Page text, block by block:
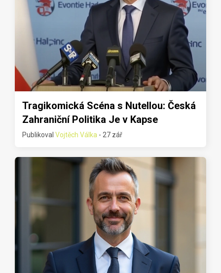
Tragikomická Scéna s Nutellou: Česká
Zahraniční Politika Je v Kapse
Publikoval Vojtěch Válka - 27 zář